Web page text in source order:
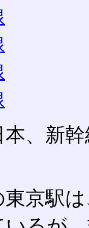
本、新
京駅